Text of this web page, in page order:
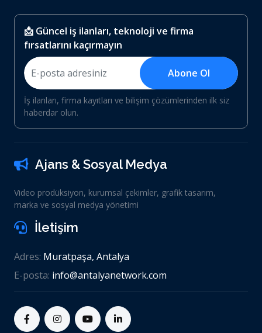
📩 Güncel iş ilanları, teknoloji ve firma
fırsatlarını kaçırmayın
Abone Ol
İş ilanları, firma kayıtları ve bilişim çözümlerinden ilk siz
haberdar olun.
Ajans & Sosyal Medya
Video prodüksiyon, kurumsal çekimler, grafik tasarım,
marka ve sosyal medya yönetimi
İletişim
Adres: Muratpaşa, Antalya
E-posta: info@antalyanetwork.com